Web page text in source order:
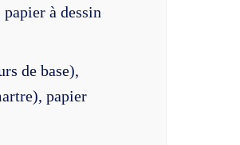
à dessin
de base),
papier